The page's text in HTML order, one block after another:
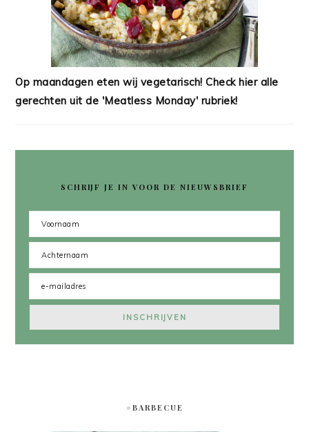
Op maandagen eten wij vegetarisch! Check hier alle
gerechten uit de 'Meatless Monday' rubriek!
SCHRIJF JE IN VOOR DE NIEUWSBRIEF
#BARBECUE